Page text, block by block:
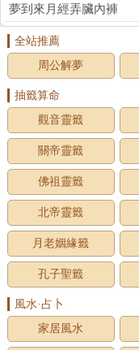
夢到來月經弄臟內褲
全站推薦
周公解夢
抽籤算命
觀音靈籤
關帝靈籤
佛祖靈籤
北帝靈籤
月老姻緣籤
孔子聖籤
風水·占卜
家居風水